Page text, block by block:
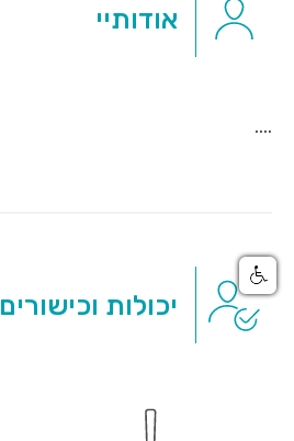
אודותיי
....
יכולות וכישורים